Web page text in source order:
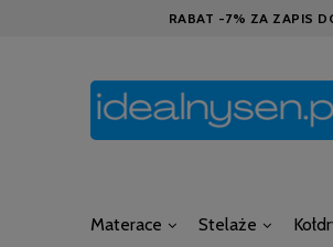
RABAT -7% ZA ZAPIS
Materace Stelaże